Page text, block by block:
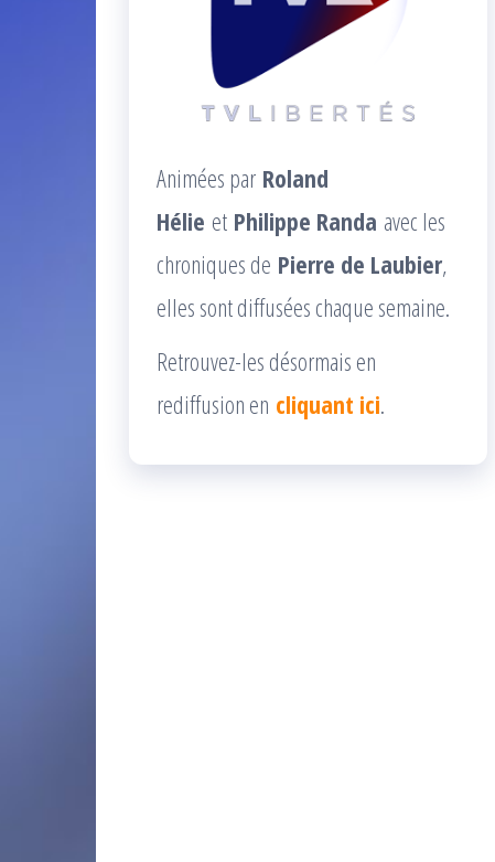
Animées par Roland
Hélie et Philippe Randa avec les
chroniques de Pierre de Laubier,
elles sont diffusées chaque semaine.
Retrouvez-les désormais en
rediffusion en cliquant ici.